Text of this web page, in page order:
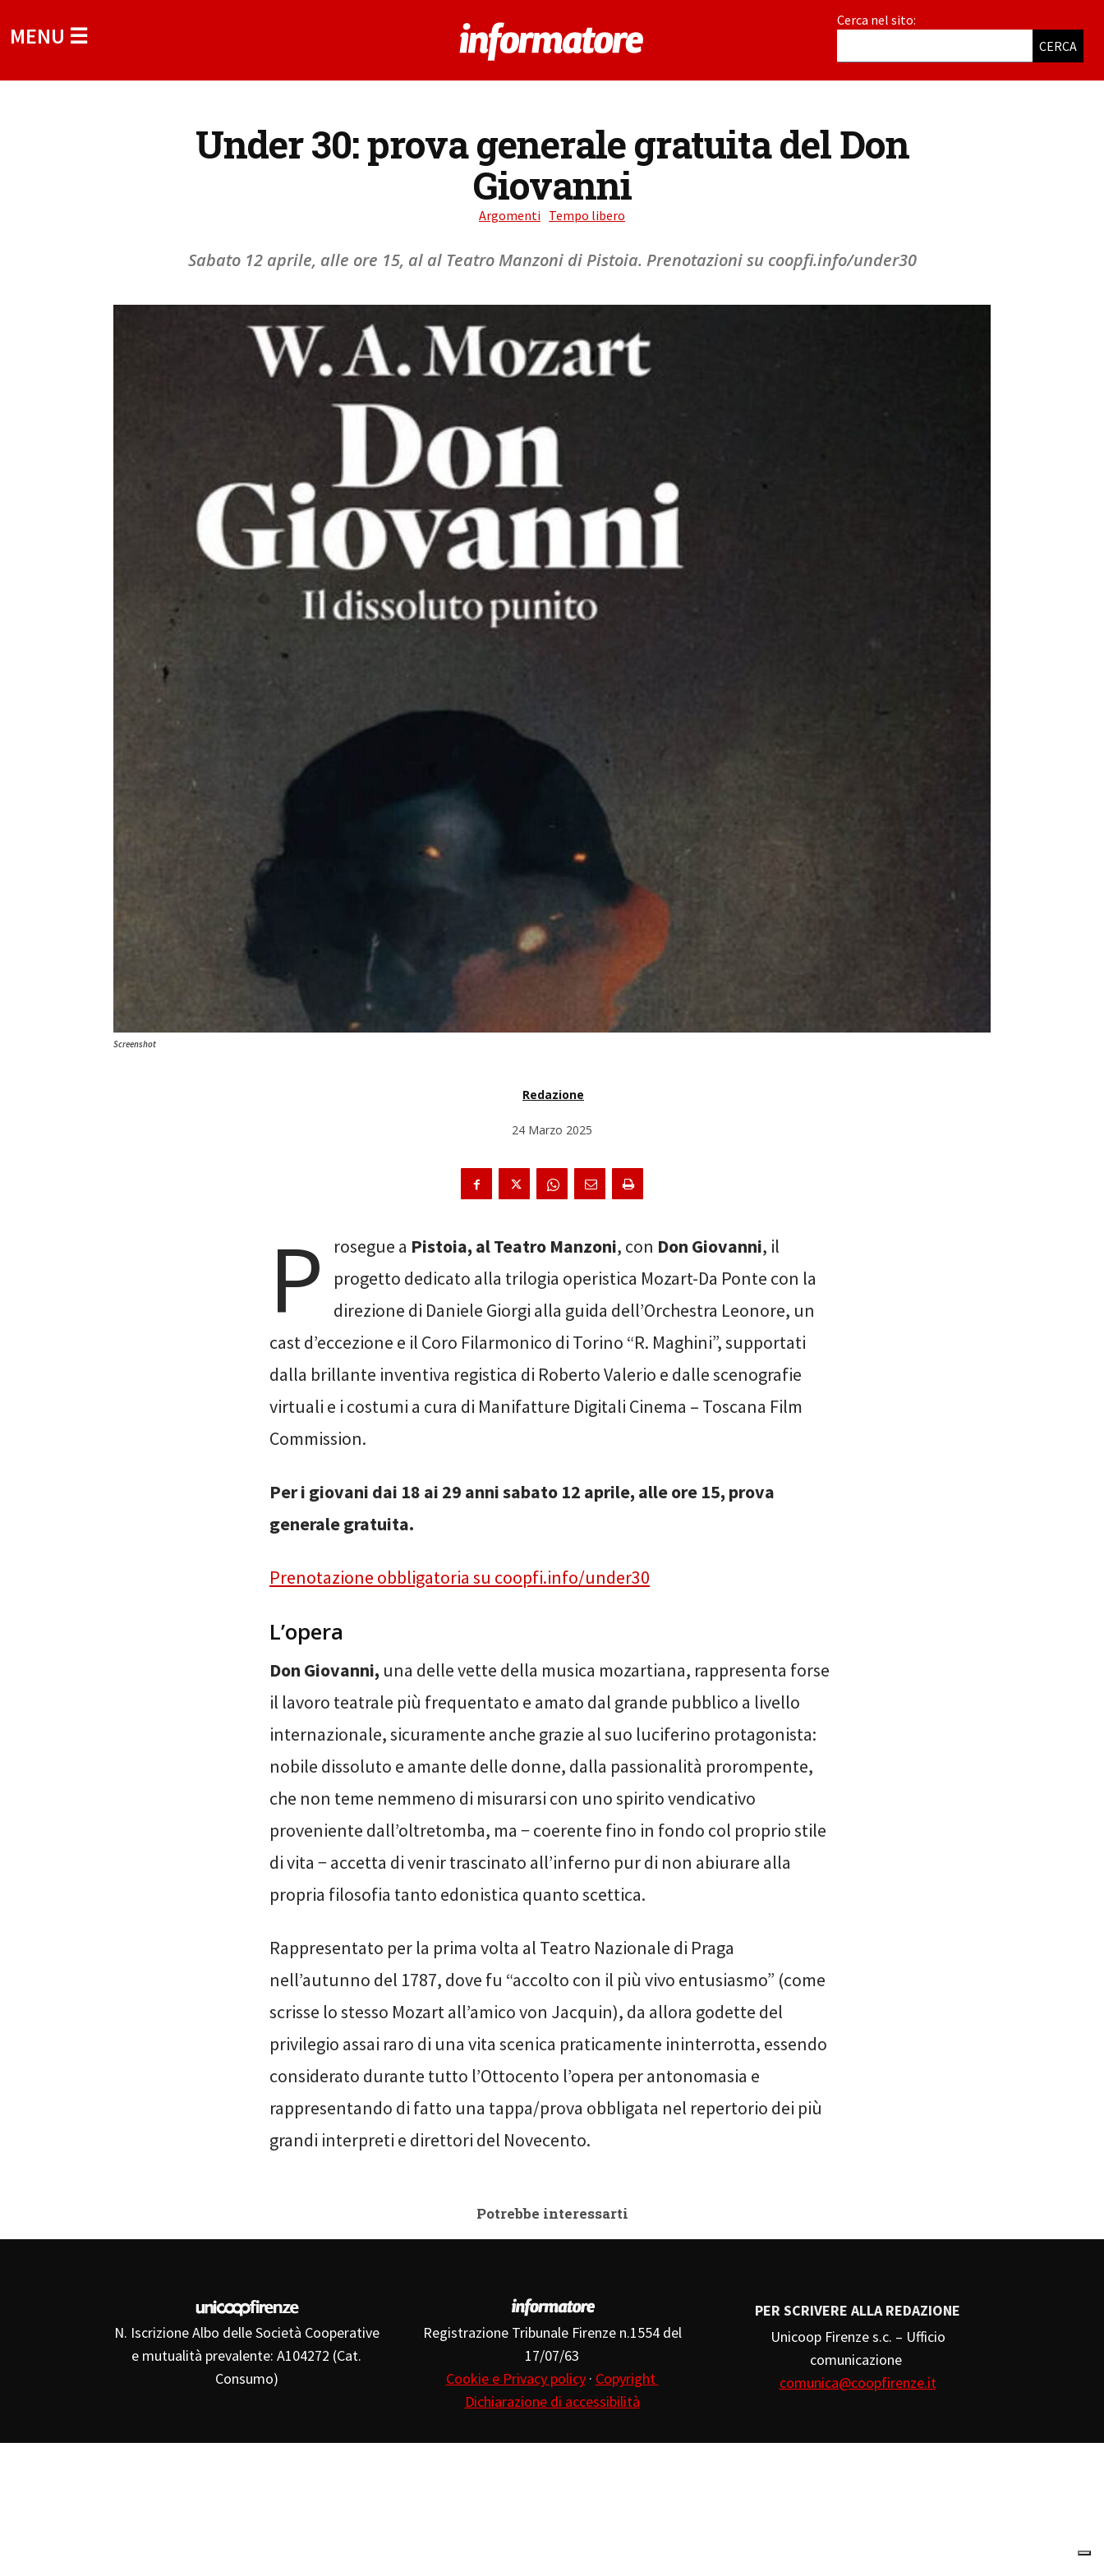
MENU ☰
Cerca nel sito:
CERCA
Under 30: prova generale gratuita del Don
Giovanni
Argomenti Tempo libero
Sabato 12 aprile, alle ore 15, al al Teatro Manzoni di Pistoia. Prenotazioni su coopfi.info/under30
Screenshot
Redazione
24 Marzo 2025
P rosegue a Pistoia, al Teatro Manzoni, con Don Giovanni, il
progetto dedicato alla trilogia operistica Mozart-Da Ponte con la
direzione di Daniele Giorgi alla guida dell’Orchestra Leonore, un
cast d’eccezione e il Coro Filarmonico di Torino “R. Maghini”, supportati
dalla brillante inventiva registica di Roberto Valerio e dalle scenografie
virtuali e i costumi a cura di Manifatture Digitali Cinema – Toscana Film
Commission.
Per i giovani dai 18 ai 29 anni sabato 12 aprile, alle ore 15, prova
generale gratuita.
Prenotazione obbligatoria su coopfi.info/under30
L’opera
Don Giovanni, una delle vette della musica mozartiana, rappresenta forse
il lavoro teatrale più frequentato e amato dal grande pubblico a livello
internazionale, sicuramente anche grazie al suo luciferino protagonista:
nobile dissoluto e amante delle donne, dalla passionalità prorompente,
che non teme nemmeno di misurarsi con uno spirito vendicativo
proveniente dall’oltretomba, ma − coerente fino in fondo col proprio stile
di vita − accetta di venir trascinato all’inferno pur di non abiurare alla
propria filosofia tanto edonistica quanto scettica.
Rappresentato per la prima volta al Teatro Nazionale di Praga
nell’autunno del 1787, dove fu “accolto con il più vivo entusiasmo” (come
scrisse lo stesso Mozart all’amico von Jacquin), da allora godette del
privilegio assai raro di una vita scenica praticamente ininterrotta, essendo
considerato durante tutto l’Ottocento l’opera per antonomasia e
rappresentando di fatto una tappa/prova obbligata nel repertorio dei più
grandi interpreti e direttori del Novecento.
Potrebbe interessarti
N. Iscrizione Albo delle Società Cooperative
e mutualità prevalente: A104272 (Cat.
Consumo)
Registrazione Tribunale Firenze n.1554 del
17/07/63
Cookie e Privacy policy· Copyright
Dichiarazione di accessibilità
PER SCRIVERE ALLA REDAZIONE
Unicoop Firenze s.c. – Ufficio
comunicazione
comunica@coopfirenze.it